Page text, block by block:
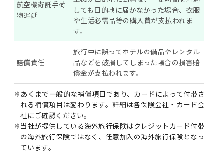
航空機寄託手荷
物遅延
しても目的地に届かなかった場合、衣服
や生活必需品等の購入費が支払われま
す。
賠償責任
旅行中に誤ってホテルの備品やレンタル
品などを破損してしまった場合の損害賠
償金が支払われます。
※あくまで一般的な補償項目であり、カードによって付帯さ
れる補償項目は変わります。詳細は各保険会社・カード会
社にご確認ください。
※当社が提供している海外旅行保険はクレジットカード付帯
の海外旅行保険ではなく、任意加入の海外旅行保険となっ
ています。